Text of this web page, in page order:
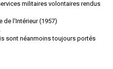
militaires volontaires rendus
de l'Intérieur (1957)
sont néanmoins toujours portés